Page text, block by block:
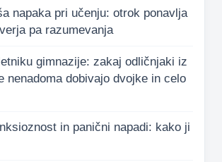
napaka pri učenju: otrok ponavlja
pa razumevanja
gimnazije: zakaj odličnjaki iz
nenadoma dobivajo dvojke in celo
in panični napadi: kako ji